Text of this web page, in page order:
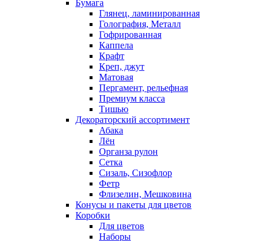
Бумага
Глянец, ламинированная
Голография, Металл
Гофрированная
Каппела
Крафт
Креп, джут
Матовая
Пергамент, рельефная
Премиум класса
Тишью
Декораторский ассортимент
Абака
Лён
Органза рулон
Сетка
Сизаль, Сизофлор
Фетр
Флизелин, Мешковина
Конусы и пакеты для цветов
Коробки
Для цветов
Наборы